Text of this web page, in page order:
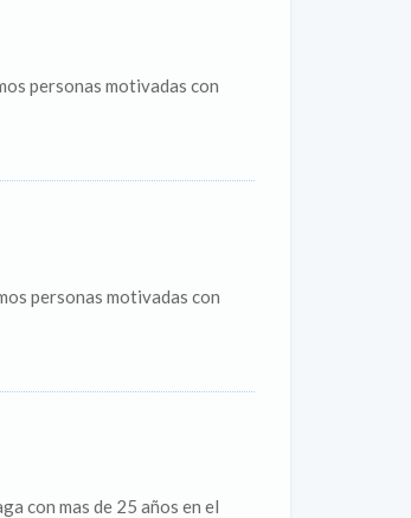
personas motivadas con
personas motivadas con
con mas de 25 años en el